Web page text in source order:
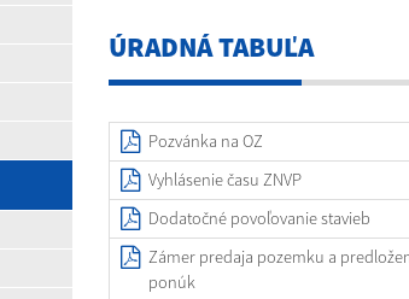
ÚRADNÁ TABUĽA
Pozvánka na OZ
Vyhlásenie času ZNVP
Dodatočné povoľovanie stavieb
Zámer predaja pozemku a
ponúk